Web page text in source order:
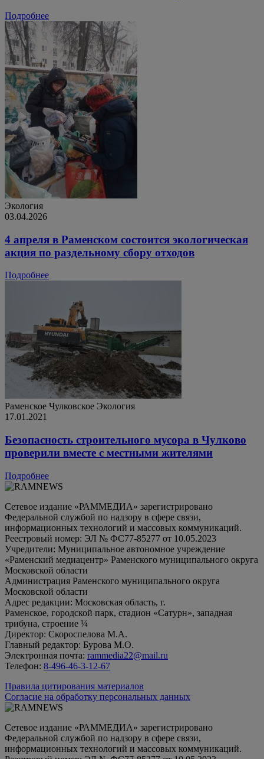
Подробнее
Экология
03.04.2026
4 апреля в Раменском состоится экологическая
акция по раздельному сбору отходов
Подробнее
Раменское Чулковское Экология
17.01.2021
Безопасность строительного мусора в Чулково
проверили вместе с местными жителями
Подробнее
Сетевое издание «РАММЕДИА» зарегистрировано
Федеральной службой по надзору в сфере связи,
информационных технологий и массовых коммуникаций.
Реестровый номер: ЭЛ № ФС77-85277 от 10.05.2023
Учредители: Муниципальное автономное учреждение
«Раменский медиацентр» Раменского муниципального округа
Московской области
Администрация Раменского муниципального округа
Московской области
Адрес редакции: Московская область, г.
Раменское, городской парк, стадион «Сатурн», западная
трибуна, строение ¼
Директор: Скороспелова М.А.
Главный редактор: Бурова М.О.
Электронная почта: rammedia22@mail.ru
Телефон: 8-496-46-3-12-67
Правила цитирования материалов
Согласие на обработку персональных данных
Сетевое издание «РАММЕДИА» зарегистрировано
Федеральной службой по надзору в сфере связи,
информационных технологий и массовых коммуникаций.